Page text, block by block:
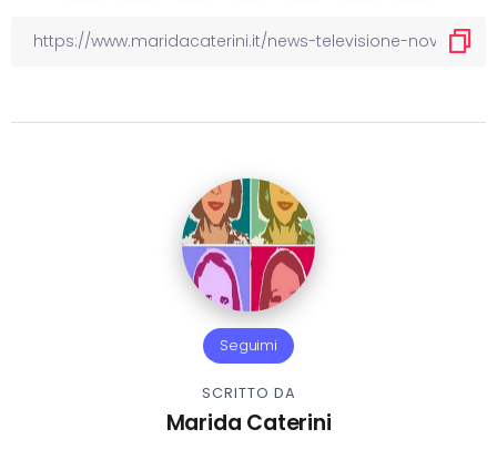
Seguimi
SCRITTO DA
Marida Caterini